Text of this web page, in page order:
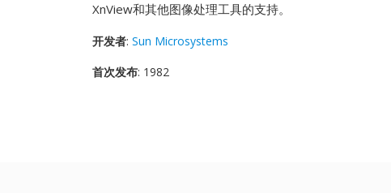
XnView和其他图像处理工具的支持。
开发者: Sun Microsystems
首次发布: 1982